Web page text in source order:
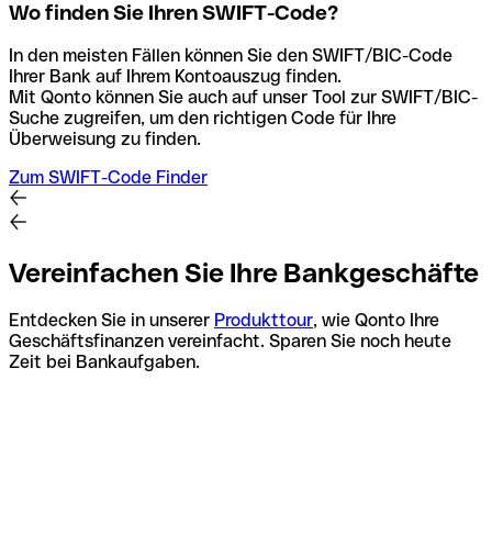
Wo finden Sie Ihren SWIFT-Code?
In den meisten Fällen können Sie den SWIFT/BIC-Code
Ihrer Bank auf Ihrem Kontoauszug finden.
Mit Qonto können Sie auch auf unser Tool zur SWIFT/BIC-
Suche zugreifen, um den richtigen Code für Ihre
Überweisung zu finden.
Zum SWIFT-Code Finder
Vereinfachen Sie Ihre Bankgeschäfte
Entdecken Sie in unserer Produkttour, wie Qonto Ihre
Geschäftsfinanzen vereinfacht. Sparen Sie noch heute
Zeit bei Bankaufgaben.